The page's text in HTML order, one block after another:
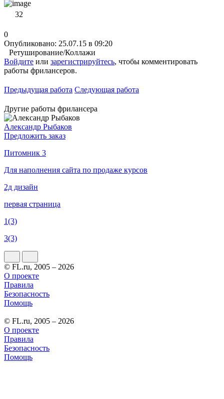
32
0
Опубликовано: 25.07.15 в 09:20
Ретуширование/Коллажи
Войдите или зарегистрируйтесь, чтобы комментировать
работы фрилансеров.
Предыдущая работа Следующая работа
Другие работы фрилансера
Александр Рыбаков
Предложить заказ
Питомник 3
Для наполнения сайта по продаже курсов
2д дизайн
первая страница
1(3)
3(3)
© FL.ru, 2005 – 2026
О проекте
Правила
Безопасность
Помощь
© FL.ru, 2005 – 2026
О проекте
Правила
Безопасность
Помощь